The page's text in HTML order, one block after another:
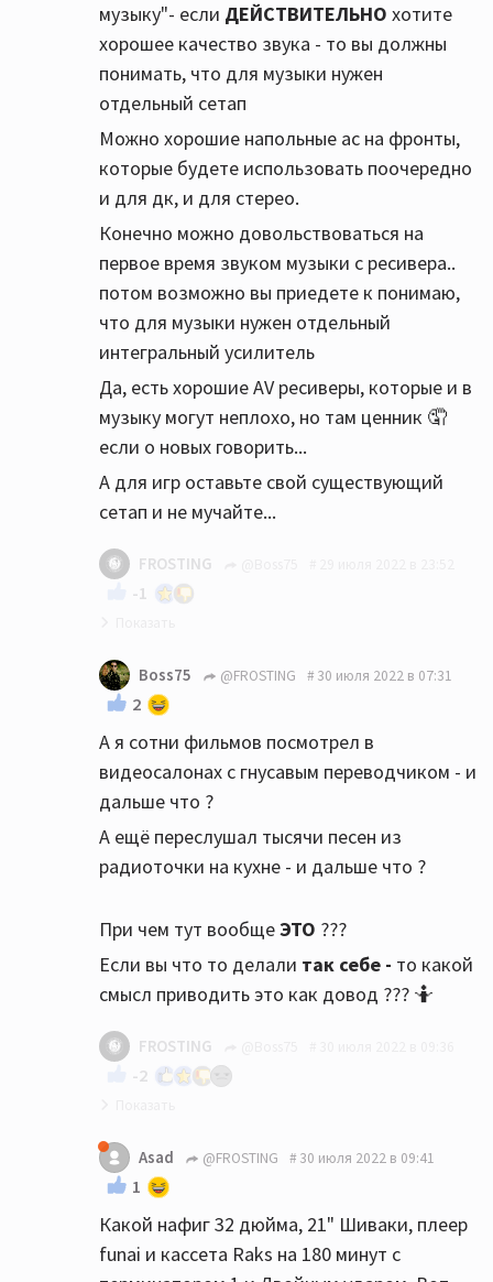
музыку"- если ДЕЙСТВИТЕЛЬНО хотите
хорошее качество звука - то вы должны
понимать, что для музыки нужен
отдельный сетап
Можно хорошие напольные ас на фронты,
которые будете использовать поочередно
и для дк, и для стерео.
Конечно можно довольствоваться на
первое время звуком музыки с ресивера..
потом возможно вы приедете к понимаю,
что для музыки нужен отдельный
интегральный усилитель
Да, есть хорошие AV ресиверы, которые и в
музыку могут неплохо, но там ценник 🤦
если о новых говорить...
А для игр оставьте свой существующий
сетап и не мучайте...
FROSTING
-1
Я сотни фильмов посмотрел на мониторе и
дальше что?
Boss75 @FROSTING 30 июля 2022 в 07:31
2
А я сотни фильмов посмотрел в
видеосалонах с гнусавым переводчиком - и
дальше что ?
А ещё переслушал тысячи песен из
радиоточки на кухне - и дальше что ?
При чем тут вообщеЭТО ???
Если вы что то делали так себе - то какой
смысл приводить это как довод ??? 🤷
FROSTING
-2
Друг, я кайфовал от фильмов с переводом
Володарского)) А довод именно в
удовольствии, ведь не всем нужны
телевизоры и экраны в половину стены. Да
и мониторы сейчас 23-32 дюйма. Это ж
Asad @FROSTING 30 июля 2022 в 09:41
1
Какой нафиг 32 дюйма, 21" Шиваки, плеер
funai и кассета Raks на 180 минут с